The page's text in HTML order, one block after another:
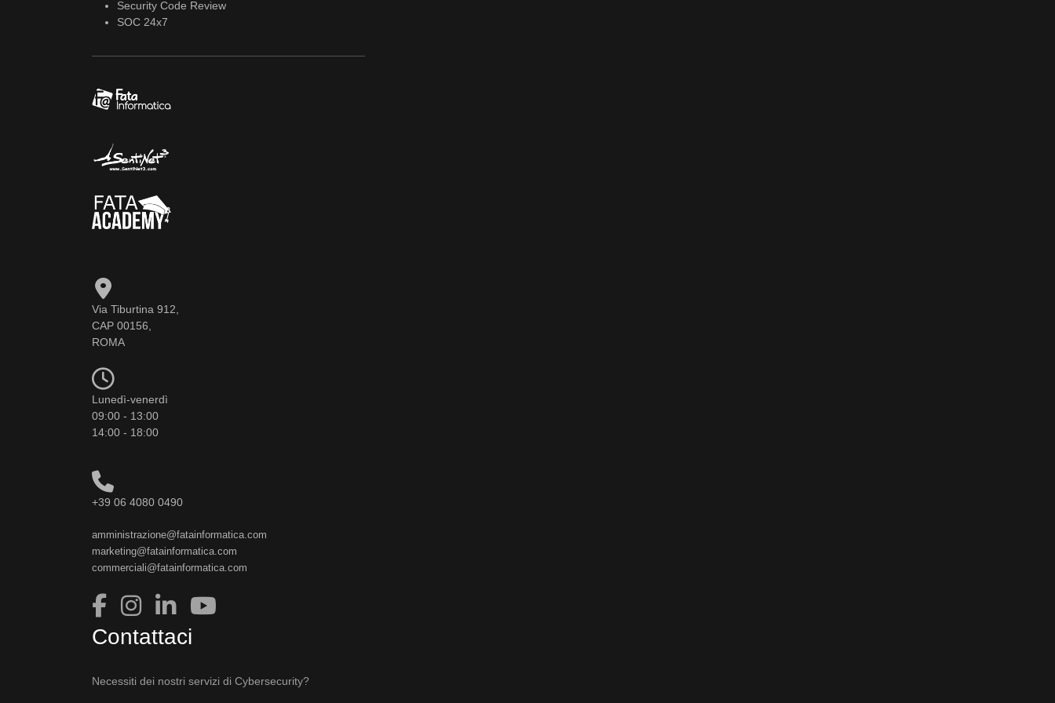
Security Code Review
SOC 24x7
Via Tiburtina 912,
CAP 00156,
ROMA
Lunedì-venerdì
09:00 - 13:00
14:00 - 18:00
+39 06 4080 0490
amministrazione@fatainformatica.com
marketing@fatainformatica.com
commerciali@fatainformatica.com
Contattaci
Necessiti dei nostri servizi di Cybersecurity?